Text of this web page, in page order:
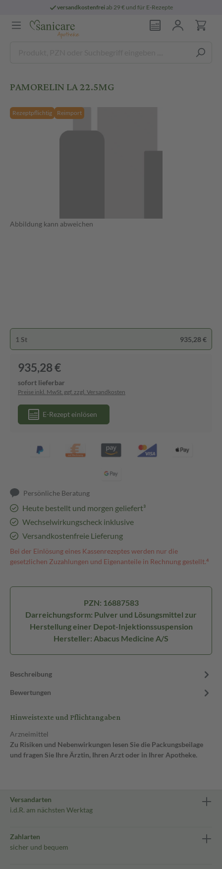
versandkostenfreiab 29 € und für E-Rezepte
PAMORELIN LA 22.5MG
Rezeptpflichtig Reimport
Abbildung kann abweichen
1 St 935,28 €
935,28 €
sofort lieferbar
Preise inkl. MwSt. ggf. zzgl. Versandkosten
E-Rezept einlösen
Persönliche Beratung
Heute bestellt und morgen geliefert³
Wechselwirkungscheck inklusive
Versandkostenfreie Lieferung
Bei der Einlösung eines Kassenrezeptes werden nur die
gesetzlichen Zuzahlungen und Eigenanteile in Rechnung gestellt.⁴
PZN: 16887583
Darreichungsform: Pulver und Lösungsmittel zur
Herstellung einer Depot-Injektionssuspension
Hersteller: Abacus Medicine A/S
Beschreibung
Bewertungen
Hinweistexte und Pflichtangaben
Arzneimittel
Zu Risiken und Nebenwirkungen lesen Sie die Packungsbeilage
und fragen Sie Ihre Ärztin, Ihren Arzt oder in Ihrer Apotheke.
Versandarten
i.d.R. am nächsten Werktag
Zahlarten
sicher und bequem